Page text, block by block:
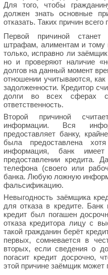
Для того, чтобы
должен знать основные
отказать. Таких причин всего
Первой причиной станет
штрафам, алиментам и тому
только, исправно ли
но и проверяют наличие
долгов на данный момент
отношении учитываются, как
задолженности. Кредитор
долги во всех сферах
ответственность.
Второй причиной
информации. Вся
предоставляет банку,
была предоставлена
информация, банк
предоставлении кредита.
телефона (своего или
банка. Любую ложную
фальсификацию.
Невыгодность заёмщика
для отказа в кредите.
кредит был погашен
отказа кредитора лицу с
такой гражданин берёт
первых, сомневается в
вторых, если сведения о
погасит кредит досрочно,
этой причине заёмщик может